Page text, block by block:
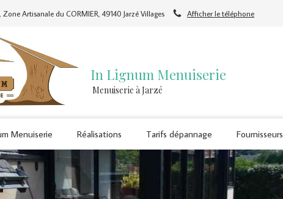
Artisanale du CORMIER, 49140 Jarzé Villages Afficher le téléphone
In Lignum Menuiserie
Menuiserie à Jarzé
Menuiserie Réalisations Tarifs dépannage Fournisseurs